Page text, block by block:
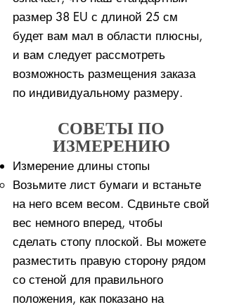
размер 38 EU с длиной 25 см
будет вам мал в области плюсны,
и вам следует рассмотреть
возможность размещения заказа
по индивидуальному размеру.
СОВЕТЫ ПО
ИЗМЕРЕНИЮ
Измерение длины стопы
Возьмите лист бумаги и встаньте
на него всем весом. ​Сдвиньте свой
вес немного вперед, чтобы
сделать стопу плоской. Вы можете
разместить правую сторону рядом
со стеной для правильного
положения, как показано на